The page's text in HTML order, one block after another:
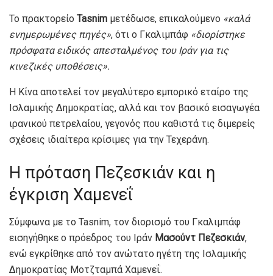
Το πρακτορείο Tasnim μετέδωσε, επικαλούμενο «καλά
ενημερωμένες πηγές», ότι ο Γκαλιμπάφ «διορίστηκε
πρόσφατα ειδικός απεσταλμένος του Ιράν για τις
κινεζικές υποθέσεις».
Η Κίνα αποτελεί τον μεγαλύτερο εμπορικό εταίρο της
Ισλαμικής Δημοκρατίας, αλλά και τον βασικό εισαγωγέα
ιρανικού πετρελαίου, γεγονός που καθιστά τις διμερείς
σχέσεις ιδιαίτερα κρίσιμες για την Τεχεράνη.
Η πρόταση Πεζεσκιάν και η
έγκριση Χαμενεΐ
Σύμφωνα με το Tasnim, τον διορισμό του Γκαλιμπάφ
εισηγήθηκε ο πρόεδρος του Ιράν Μασούντ Πεζεσκιάν,
ενώ εγκρίθηκε από τον ανώτατο ηγέτη της Ισλαμικής
Δημοκρατίας Μοτζταμπά Χαμενεΐ.